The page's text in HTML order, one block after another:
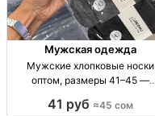
Мужская одежда
Мужские хлопковые носки
оптом, размеры 41–45 —
р-р 41–45, уп. 10 шт., опт.
41 руб ≈45 сом